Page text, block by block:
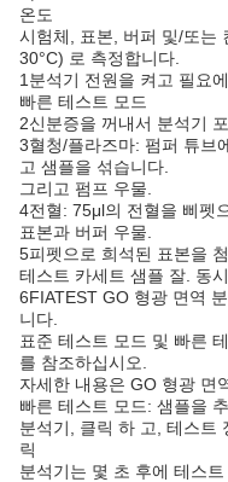
온도
시험체, 표본, 버퍼 및/또는
30°C) 로 측정합니다.
1분석기 전원을 켜고 필요
빠른 테스트 모드
2신분증을 꺼내서 분석기
3혈청/플라즈마: 펌퍼 튜브
고 샘플을 섞습니다.
그리고 펌프 우물.
4전혈: 75μl의 전혈을 삐펫
표본과 버퍼 우물.
5피펫으로 희석된 표본을
테스트 카세트 샘플 잘. 동
6FIATEST GO 형광 면역
니다.
표준 테스트 모드 및 빠른
를 참조하십시오.
자세한 내용은 GO 형광 면
빠른 테스트 모드: 샘플을
분석기, 클릭 하 고, 테스트
릭
분석기는 몇 초 후에 테스